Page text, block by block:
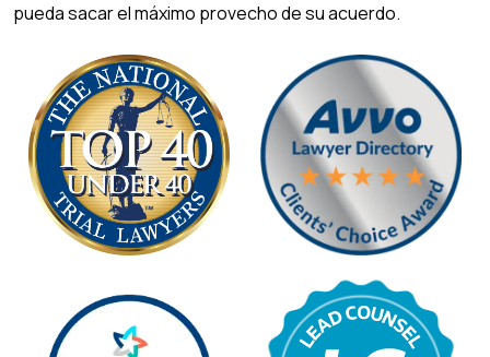
pueda sacar el máximo provecho de su acuerdo.